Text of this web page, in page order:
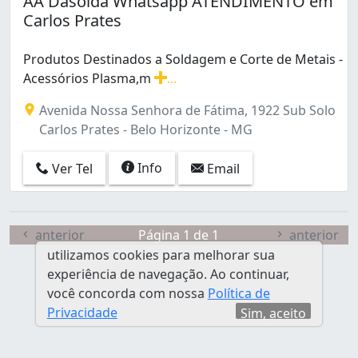
Carlos Prates
Produtos Destinados a Soldagem e Corte de Metais -
Acessórios Plasma,m
Avenida Nossa Senhora de Fátima, 1922 Sub Solo
Carlos Prates - Belo Horizonte - MG
Ver Tel Info Email
anterior Página 1 de 1
anterior
utilizamos cookies para melhorar sua
experiência de navegação. Ao continuar,
você concorda com nossa Política de
Privacidade
Sim, aceito